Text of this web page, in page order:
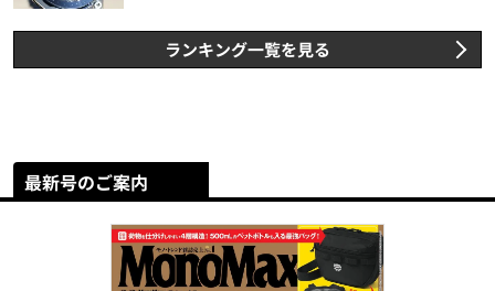
ランキング一覧を見る
最新号のご案内